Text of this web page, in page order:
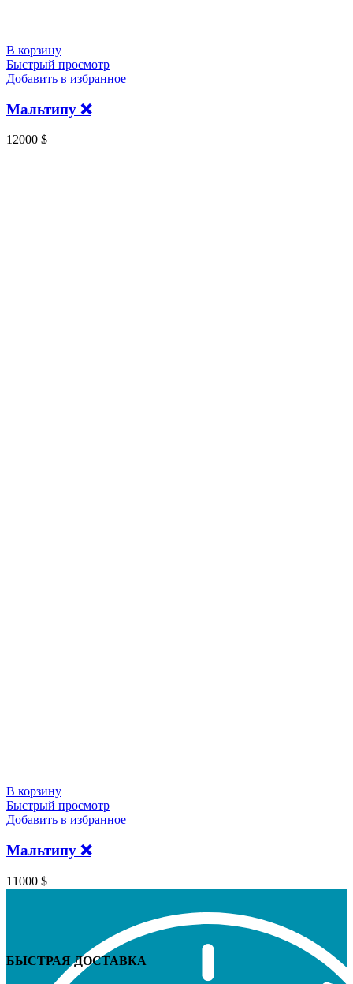
В корзину
Быстрый просмотр
Добавить в избранное
Мальтипу ❌
12000 $
В корзину
Быстрый просмотр
Добавить в избранное
Мaльтипу ❌
11000 $
БЫСТРАЯ ДОСТАВКА